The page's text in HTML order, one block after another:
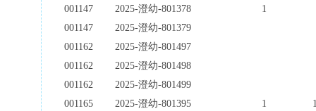
001147
2025-澄幼-801378
1
001147
2025-澄幼-801379
001162
2025-澄幼-801497
001162
2025-澄幼-801498
001162
2025-澄幼-801499
001165
2025-澄幼-801395 1